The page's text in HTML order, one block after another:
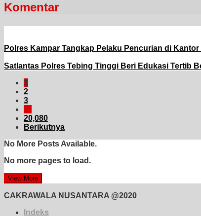
Komentar
Polres Kampar Tangkap Pelaku Pencurian di
Satlantas Polres Tebing Tinggi Beri Edukasi Tertib
1
2
3
…
20,080
Berikutnya
No More Posts Available.
No more pages to load.
View More
CAKRAWALA NUSANTARA @2020
Indeks